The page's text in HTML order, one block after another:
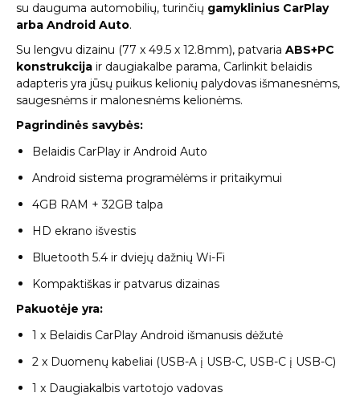
su dauguma automobilių, turinčių gamyklinius CarPlay
arba Android Auto.
Su lengvu dizainu (77 x 49.5 x 12.8mm), patvaria ABS+PC
konstrukcija ir daugiakalbe parama, Carlinkit belaidis
adapteris yra jūsų puikus kelionių palydovas išmanesnėms,
saugesnėms ir malonesnėms kelionėms.
Pagrindinės savybės:
Belaidis CarPlay ir Android Auto
Android sistema programėlėms ir pritaikymui
4GB RAM + 32GB talpa
HD ekrano išvestis
Bluetooth 5.4 ir dviejų dažnių Wi-Fi
Kompaktiškas ir patvarus dizainas
Pakuotėje yra:
1 x Belaidis CarPlay Android išmanusis dėžutė
2 x Duomenų kabeliai (USB-A į USB-C, USB-C į USB-C)
1 x Daugiakalbis vartotojo vadovas